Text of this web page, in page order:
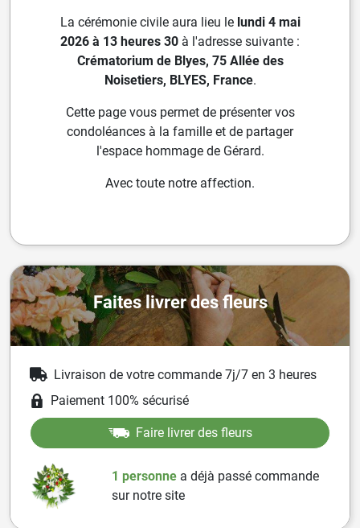
La cérémonie civile aura lieu le lundi 4 mai
2026 à 13 heures 30 à l'adresse suivante :
Crématorium de Blyes, 75 Allée des
Noisetiers, BLYES, France.
Cette page vous permet de présenter vos
condoléances à la famille et de partager
l'espace hommage de Gérard.
Avec toute notre affection.
Faites livrer des fleurs
Livraison de votre commande 7j/7 en 3 heures
Paiement 100% sécurisé
Faire livrer des fleurs
1 personne a déjà passé commande
sur notre site